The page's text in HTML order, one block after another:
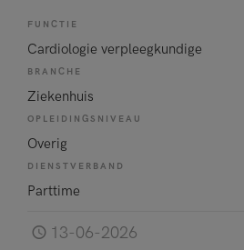
FUNCTIE
Cardiologie verpleegkundige
BRANCHE
Ziekenhuis
OPLEIDINGSNIVEAU
Overig
DIENSTVERBAND
Parttime
13-06-2026